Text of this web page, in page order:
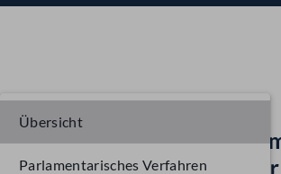
Übersicht
Parlamentarisches Verfahren